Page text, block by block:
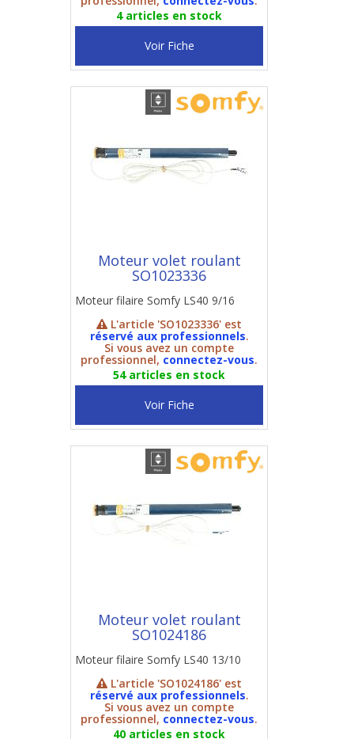
4 articles en stock
Voir Fiche
Moteur volet roulant
SO1023336
Moteur filaire Somfy LS40 9/16
L'article 'SO1023336' est
réservé aux professionnels.
Si vous avez un compte
professionnel, connectez-vous.
54 articles en stock
Voir Fiche
Moteur volet roulant
SO1024186
Moteur filaire Somfy LS40 13/10
L'article 'SO1024186' est
réservé aux professionnels.
Si vous avez un compte
professionnel, connectez-vous.
40 articles en stock